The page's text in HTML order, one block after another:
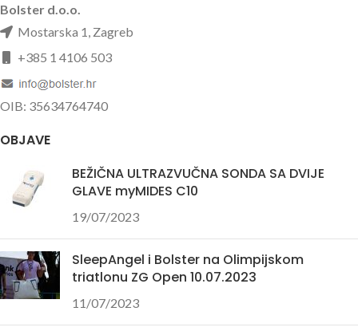
Bolster d.o.o.
Mostarska 1, Zagreb
+385 1 4106 503
OIB: 35634764740
OBJAVE
BEŽIČNA ULTRAZVUČNA SONDA SA DVIJE
GLAVE myMIDES C10
19/07/2023
SleepAngel i Bolster na Olimpijskom
triatlonu ZG Open 10.07.2023
11/07/2023